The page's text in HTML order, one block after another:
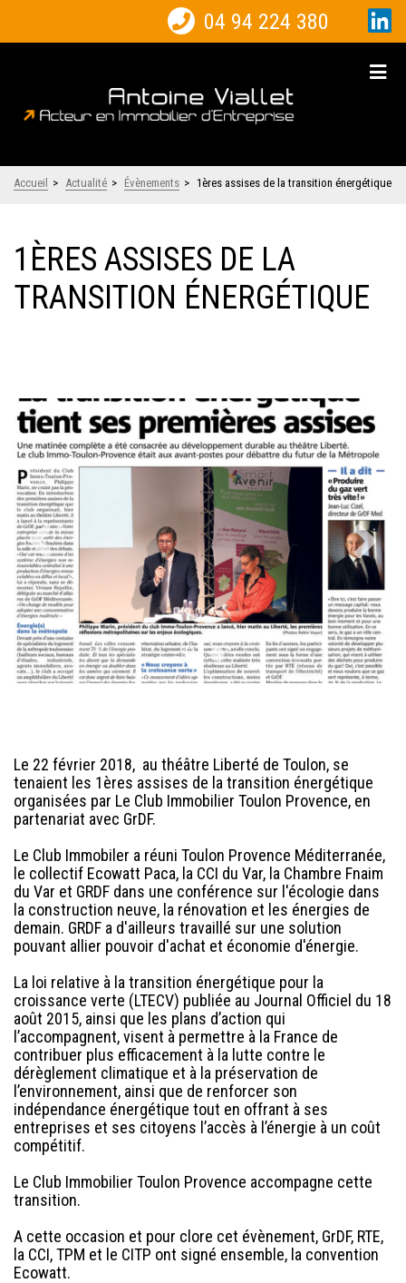
04 94 224 380
Accueil > Actualité > Évènements > 1ères assises de la transition énergétique
1ÈRES ASSISES DE LA
TRANSITION ÉNERGÉTIQUE
Le 22 février 2018, au théâtre Liberté de Toulon, se
tenaient les 1ères assises de la transition énergétique
organisées par Le Club Immobilier Toulon Provence, en
partenariat avec GrDF.
Le Club Immobiler a réuni Toulon Provence Méditerranée,
le collectif Ecowatt Paca, la CCI du Var, la Chambre Fnaim
du Var et GRDF dans une conférence sur l'écologie dans
la construction neuve, la rénovation et les énergies de
demain. GRDF a d'ailleurs travaillé sur une solution
pouvant allier pouvoir d'achat et économie d'énergie.
La loi relative à la transition énergétique pour la
croissance verte (LTECV) publiée au Journal Officiel du 18
août 2015, ainsi que les plans d’action qui
l’accompagnent, visent à permettre à la France de
contribuer plus efficacement à la lutte contre le
dérèglement climatique et à la préservation de
l’environnement, ainsi que de renforcer son
indépendance énergétique tout en offrant à ses
entreprises et ses citoyens l’accès à l’énergie à un coût
compétitif.
Le Club Immobilier Toulon Provence accompagne cette
transition.
A cette occasion et pour clore cet évènement, GrDF, RTE,
la CCI, TPM et le CITP ont signé ensemble, la convention
Ecowatt.